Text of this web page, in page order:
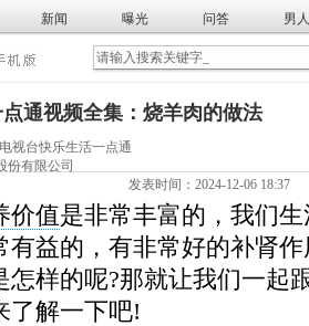
新闻 曝光 问答 男人
膳食 食谱 营养
点通视频全集：烧羊肉的做法
视台快乐生活一点通
份有限公司
发表时间：2024-12-06 18:37
价值是非常丰富的，我们
有益的，有非常好的补肾
怎样的呢?那就让我们一起
了解一下吧!